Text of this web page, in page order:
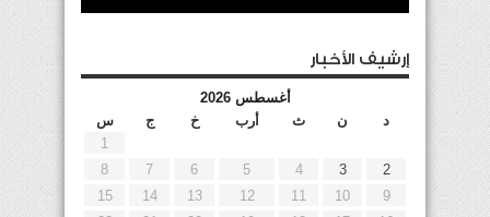
إرشيف الأخبار
أغسطس 2026
د
ن ث أرب خ ج
س
1
2
3
4
5
6
7
8
9
10
11
12
13
14
15